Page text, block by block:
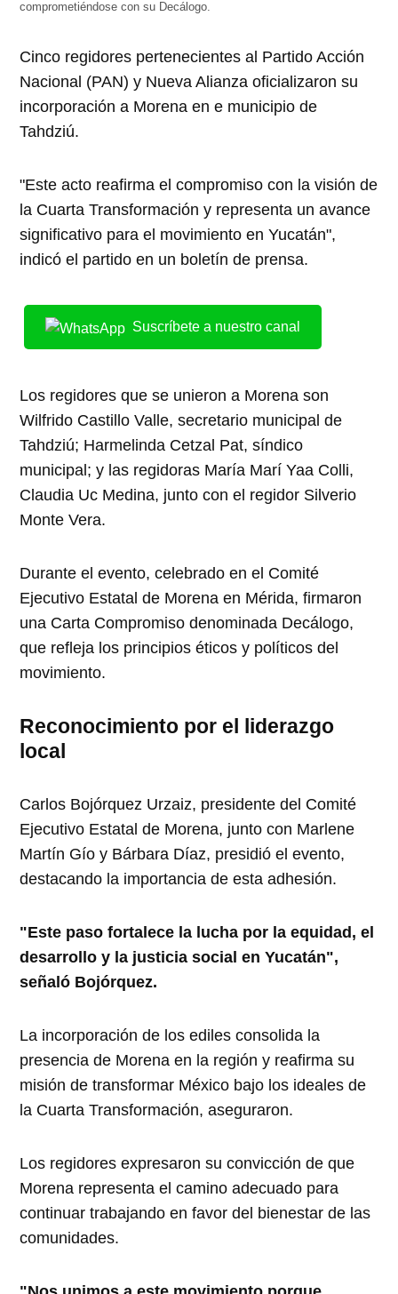
comprometiéndose con su Decálogo.
Cinco regidores pertenecientes al Partido Acción
Nacional (PAN) y Nueva Alianza oficializaron su
incorporación a Morena en e municipio de
Tahdziú.
"Este acto reafirma el compromiso con la visión de
la Cuarta Transformación y representa un avance
significativo para el movimiento en Yucatán",
indicó el partido en un boletín de prensa.
Suscríbete a nuestro canal
Los regidores que se unieron a Morena son
Wilfrido Castillo Valle, secretario municipal de
Tahdziú; Harmelinda Cetzal Pat, síndico
municipal; y las regidoras María Marí Yaa Colli,
Claudia Uc Medina, junto con el regidor Silverio
Monte Vera.
Durante el evento, celebrado en el Comité
Ejecutivo Estatal de Morena en Mérida, firmaron
una Carta Compromiso denominada Decálogo,
que refleja los principios éticos y políticos del
movimiento.
Reconocimiento por el liderazgo
local
Carlos Bojórquez Urzaiz, presidente del Comité
Ejecutivo Estatal de Morena, junto con Marlene
Martín Gío y Bárbara Díaz, presidió el evento,
destacando la importancia de esta adhesión.
"Este paso fortalece la lucha por la equidad, el
desarrollo y la justicia social en Yucatán",
señaló Bojórquez.
La incorporación de los ediles consolida la
presencia de Morena en la región y reafirma su
misión de transformar México bajo los ideales de
la Cuarta Transformación, aseguraron.
Los regidores expresaron su convicción de que
Morena representa el camino adecuado para
continuar trabajando en favor del bienestar de las
comunidades.